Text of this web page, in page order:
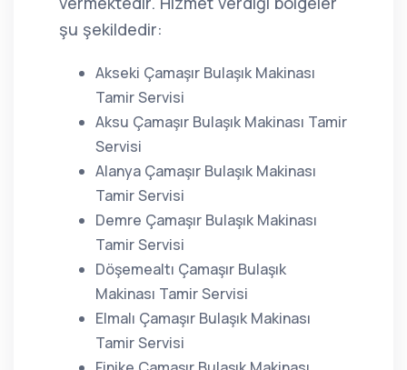
şu şekildedir:
Akseki Çamaşır Bulaşık Makinası
Tamir Servisi
Aksu Çamaşır Bulaşık Makinası Tamir
Servisi
Alanya Çamaşır Bulaşık Makinası
Tamir Servisi
Demre Çamaşır Bulaşık Makinası
Tamir Servisi
Döşemealtı Çamaşır Bulaşık
Makinası Tamir Servisi
Elmalı Çamaşır Bulaşık Makinası
Tamir Servisi